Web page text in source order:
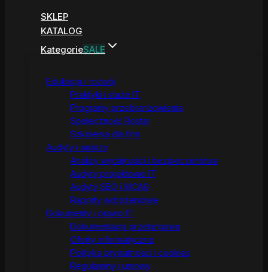
SKLEP
KATALOG
KategorieSALE
Edukacja i rozwój
Praktyki i staże IT
Programy przebranżowienia
Społeczność Rostar
Szkolenia dla firm
Audyty i analizy
Analizy wydajności i bezpieczeństwa
Audyty projektowe IT
Audyty SEO i WCAG
Raporty wdrożeniowe
Dokumenty i prawo IT
Dokumentacja przetargowa
Oferty informatyczne
Polityka prywatności i cookies
Regulaminy i umowy